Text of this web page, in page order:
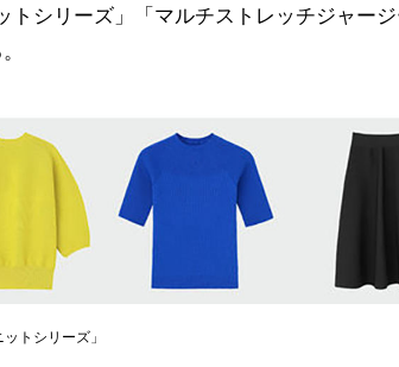
トシリーズ」「マルチストレッチジャー
トシリーズ」